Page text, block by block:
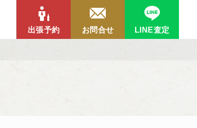
出張予約 お問合せ LINE査定